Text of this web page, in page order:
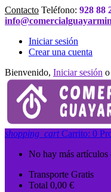
Contacto Teléfono: 928 88
Iniciar sesión
Crear una cuenta
Bienvenido, Iniciar sesión o
shopping_cart Carrito: 0
No hay más artículos
Transporte Gratis
Total 0,00 €